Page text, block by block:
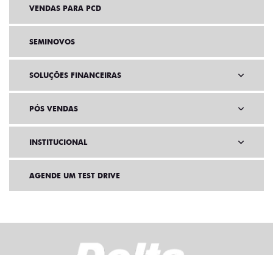
VENDAS PARA PCD
SEMINOVOS
SOLUÇÕES FINANCEIRAS
PÓS VENDAS
INSTITUCIONAL
AGENDE UM TEST DRIVE